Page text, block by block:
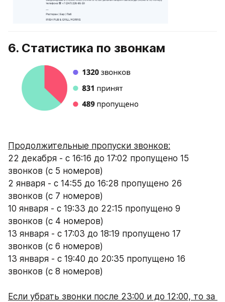
6. Статистика по звонкам
Продолжительные пропуски звонков:
22 декабря - с 16:16 до 17:02 пропущено 15
звонков (с 5 номеров)
2 января - с 14:55 до 16:28 пропущено 26
звонков (с 7 номеров)
10 января - с 19:33 до 22:15 пропущено 9
звонков (с 4 номеров)
13 января - с 17:03 до 18:19 пропущено 17
звонков (с 6 номеров)
13 января - с 19:40 до 20:35 пропущено 16
звонков (с 8 номеров)
Если убрать звонки после 23:00 и до 12:00, то за